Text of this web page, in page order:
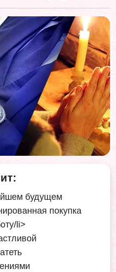
будущем
покупка
li>